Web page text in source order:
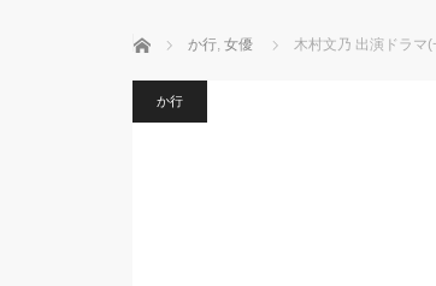
ホーム か行, 女優 木村文乃 出演ドラマ
か行